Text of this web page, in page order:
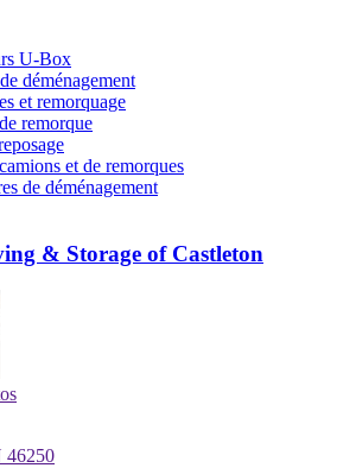
U-Box
déménagement
et remorquage
remorque
et de remorques
de déménagement
& Storage of Castleton
46250